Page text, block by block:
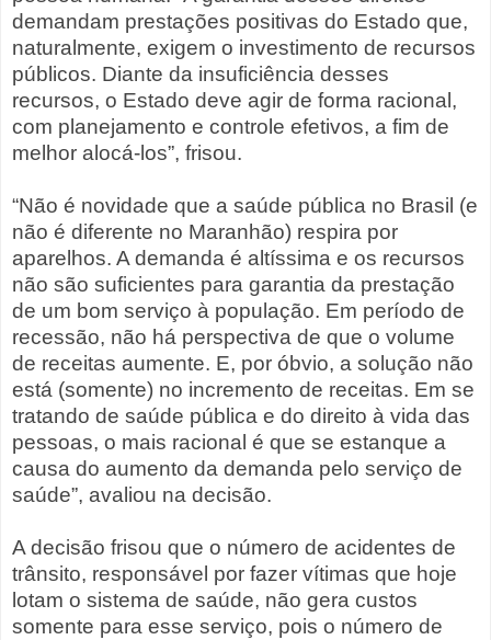
demandam prestações positivas do Estado que,
naturalmente, exigem o investimento de recursos
públicos. Diante da insuficiência desses
recursos, o Estado deve agir de forma racional,
com planejamento e controle efetivos, a fim de
melhor alocá-los”, frisou.
“Não é novidade que a saúde pública no Brasil (e
não é diferente no Maranhão) respira por
aparelhos. A demanda é altíssima e os recursos
não são suficientes para garantia da prestação
de um bom serviço à população. Em período de
recessão, não há perspectiva de que o volume
de receitas aumente. E, por óbvio, a solução não
está (somente) no incremento de receitas. Em se
tratando de saúde pública e do direito à vida das
pessoas, o mais racional é que se estanque a
causa do aumento da demanda pelo serviço de
saúde”, avaliou na decisão.
A decisão frisou que o número de acidentes de
trânsito, responsável por fazer vítimas que hoje
lotam o sistema de saúde, não gera custos
somente para esse serviço, pois o número de